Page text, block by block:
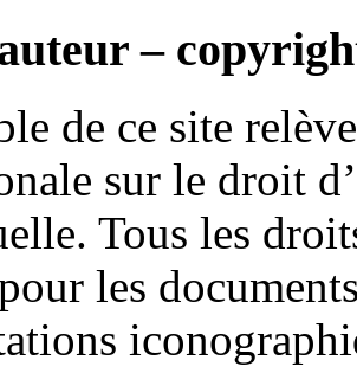
–
de ce site
sur le droit
Tous les
les